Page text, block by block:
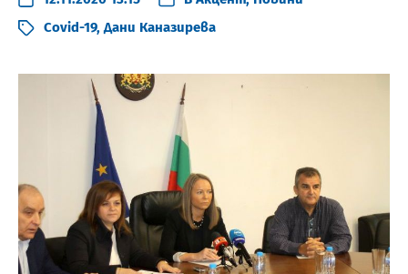
Covid-19,Дани Каназирева